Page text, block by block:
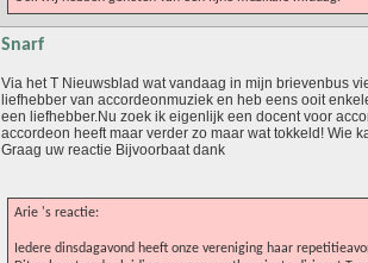
Snarf
Via het T Nieuwsblad wat vandaag in mijn brievenbus
liefhebber van accordeonmuziek en heb eens ooit
een liefhebber.Nu zoek ik eigenlijk een docent voor
accordeon heeft maar verder zo maar wat tokkeld! Wie
Graag uw reactie Bijvoorbaat dank
Arie 's reactie:
Iedere dinsdagavond heeft onze vereniging haar